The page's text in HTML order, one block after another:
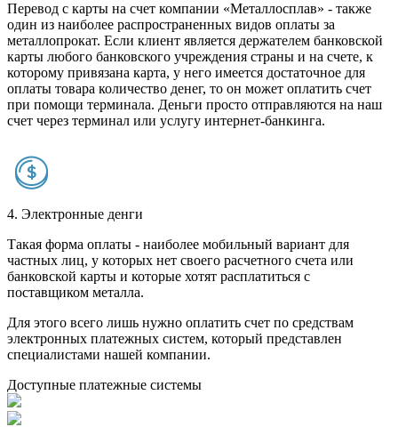
Перевод с карты на счет компании «Металлосплав» - также
один из наиболее распространенных видов оплаты за
металлопрокат. Если клиент является держателем банковской
карты любого банковского учреждения страны и на счете, к
которому привязана карта, у него имеется достаточное для
оплаты товара количество денег, то он может оплатить счет
при помощи терминала. Деньги просто отправляются на наш
счет через терминал или услугу интернет-банкинга.
4. Электронные денги
Такая форма оплаты - наиболее мобильный вариант для
частных лиц, у которых нет своего расчетного счета или
банковской карты и которые хотят расплатиться с
поставщиком металла.
Для этого всего лишь нужно оплатить счет по средствам
электронных платежных систем, который представлен
специалистами нашей компании.
Доступные платежные системы